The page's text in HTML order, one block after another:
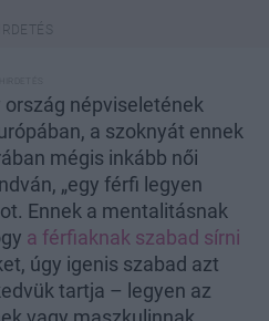
ország népviseletének
a szoknyát ennek
mégis inkább női
„egy férfi legyen
Ennek a mentalitásnak
a férfiaknak szabad sírni
úgy igenis szabad azt
tartja – legyen az